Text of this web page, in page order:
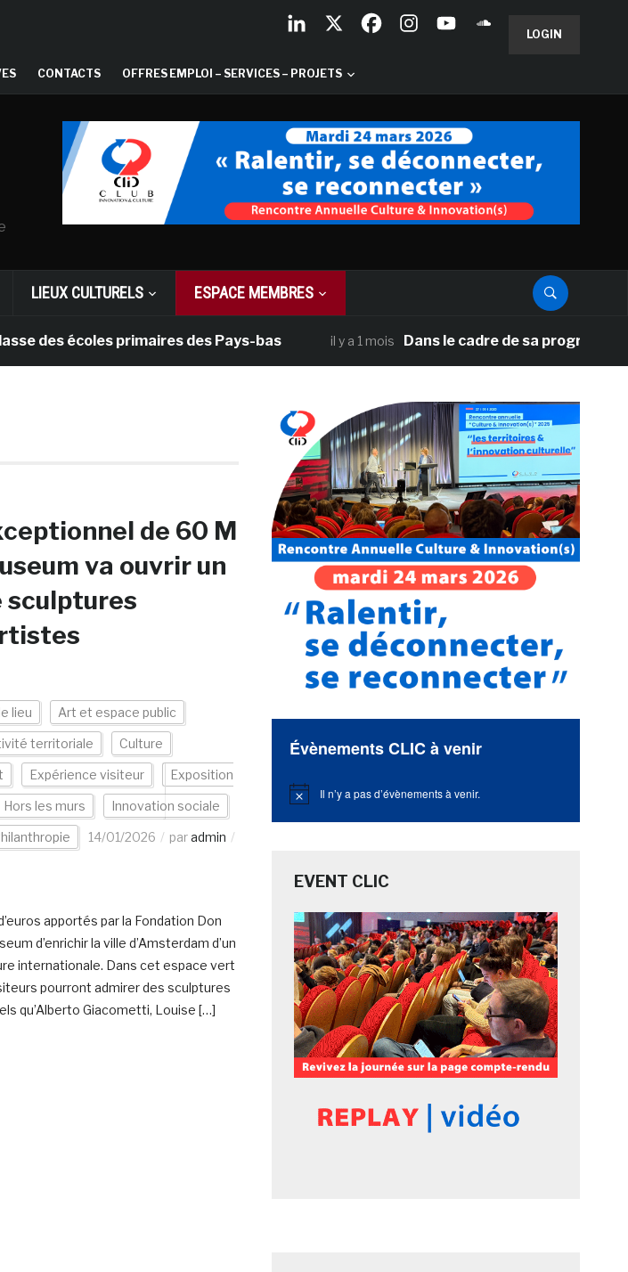
LOGIN
CONTACTS OFFRES EMPLOI – SERVICES – PROJETS
LIEUX CULTURELS ESPACE MEMBRES
écoles primaires des Pays-bas il y a 1 mois Dans le cadre de sa programmation
de 60 M
va ouvrir un
sculptures
lieu Art et espace public
territoriale Culture
Expérience visiteur Exposition
Hors les murs Innovation sociale
14/01/2026 paradmin
apportés par la Fondation Don
d’enrichir la ville d’Amsterdam d’un
internationale. Dans cet espace vert
pourront admirer des sculptures
qu’Alberto Giacometti, Louise […]
Évènements CLIC à venir
Notice Il n’y a pas d’évènements à venir.
EVENT CLIC